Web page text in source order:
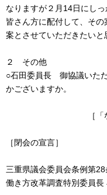
なりますが２月14日にし
皆さん方に配付して、そ
案とさせていただきたいと
２ その他
○石田委員長 御協議いた
かございますか。
［「なし」の
［閉会の宣言］
三重県議会委員会条例第
働き方改革調査特別委員長